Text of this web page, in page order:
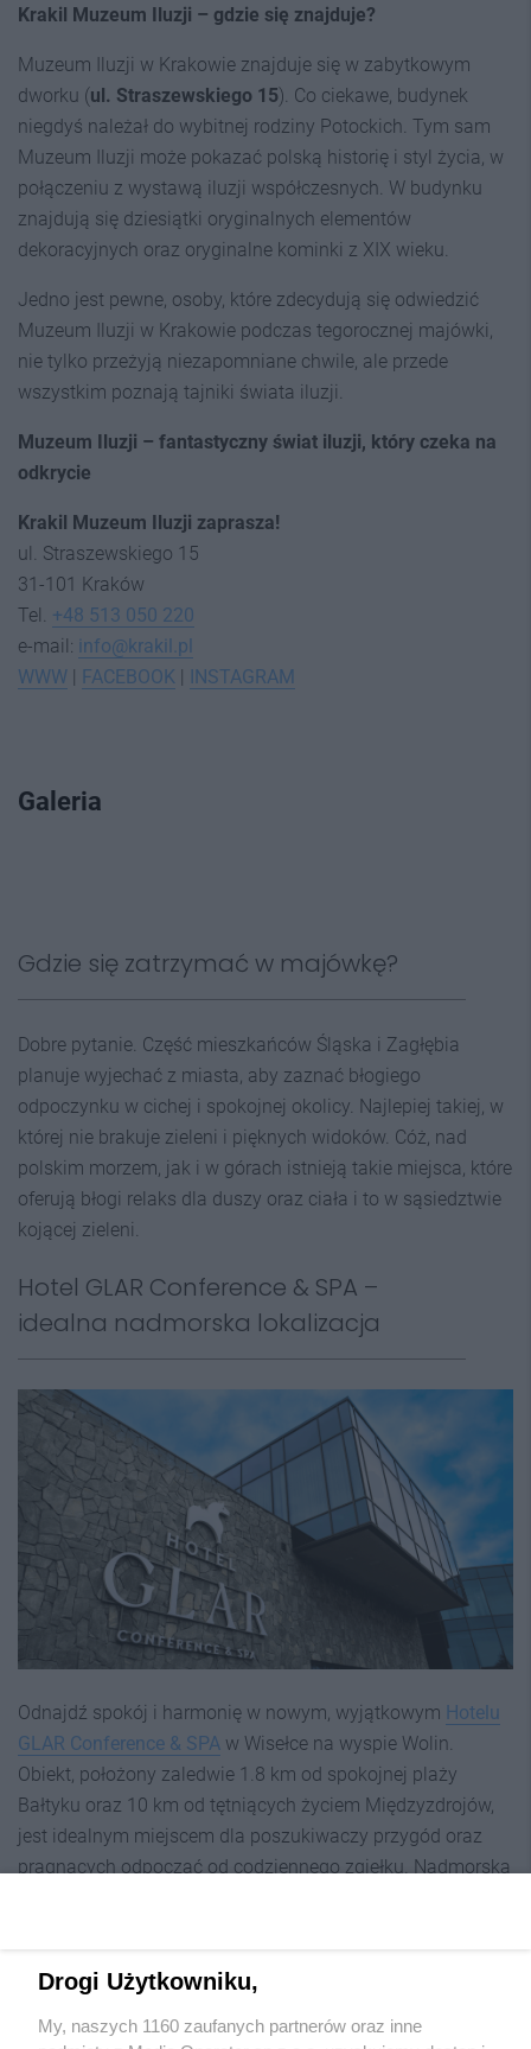
Krakil Muzeum Iluzji – gdzie się znajduje?
Muzeum Iluzji w Krakowie znajduje się w zabytkowym
dworku (ul. Straszewskiego 15). Co ciekawe, budynek
niegdyś należał do wybitnej rodziny Potockich. Tym sam
Muzeum Iluzji może pokazać polską historię i styl życia, w
połączeniu z wystawą iluzji współczesnych. W budynku
znajdują się dziesiątki oryginalnych elementów
dekoracyjnych oraz oryginalne kominki z XIX wieku.
Jedno jest pewne, osoby, które zdecydują się odwiedzić
Muzeum Iluzji w Krakowie podczas tegorocznej majówki,
nie tylko przeżyją niezapomniane chwile, ale przede
wszystkim poznają tajniki świata iluzji.
Muzeum Iluzji – fantastyczny świat iluzji, który czeka na
odkrycie
Krakil Muzeum Iluzji zaprasza!
ul. Straszewskiego 15
31-101 Kraków
Tel. +48 513 050 220
e-mail: info@krakil.pl
WWW
FACEBOOK INSTAGRAM
Galeria
Gdzie się zatrzymać w majówkę?
Dobre pytanie. Część mieszkańców Śląska i Zagłębia
planuje wyjechać z miasta, aby zaznać błogiego
odpoczynku w cichej i spokojnej okolicy. Najlepiej takiej, w
której nie brakuje zieleni i pięknych widoków. Cóż, nad
polskim morzem, jak i w górach istnieją takie miejsca, które
oferują błogi relaks dla duszy oraz ciała i to w sąsiedztwie
kojącej zieleni.
Hotel GLAR Conference & SPA –
idealna nadmorska lokalizacja
Odnajdź spokój i harmonię w nowym, wyjątkowym Hotelu
GLAR Conference & SPA w Wisełce na wyspie Wolin.
Obiekt, położony zaledwie 1.8 km od spokojnej plaży
Bałtyku oraz 10 km od tętniących życiem Międzyzdrojów,
jest idealnym miejscem dla poszukiwaczy przygód oraz
pragnących odpocząć od codziennego zgiełku. Nadmorska
Narodowego. Przyjedź i ciesz się świeżym powietrzem i
Drogi Użytkowniku,
My, naszych 1160 zaufanych partnerów oraz inne